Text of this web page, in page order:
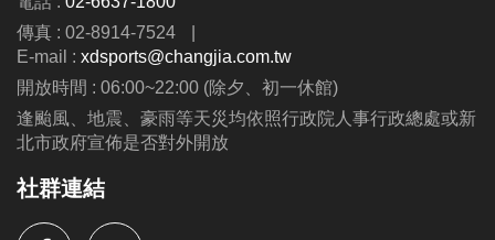
當天使用場地時，需自行手動調降或架設排球網，於
使用後請恢復原狀。
4. 敦親睦鄰優惠方案：僅提供預約今、明兩天之場
地，且須立即繳費，怒不接受線上及電話預約。
5.如有承辦比賽、活動、拍攝或私人教學等包場需
求，請提前洽詢三樓櫃台，本中心將另行報價。
公益場地：身心障礙者
傳真 : 02-8914-7524
|
E-mail : xdsports@changjia.com.tw
開放時間 : 06:00~22:00 (除夕、初一休館)
逢颱風、地震、豪雨等天災均依照行政院人事行政總處或新
北市政府宣佈是否對外開放
社群連結